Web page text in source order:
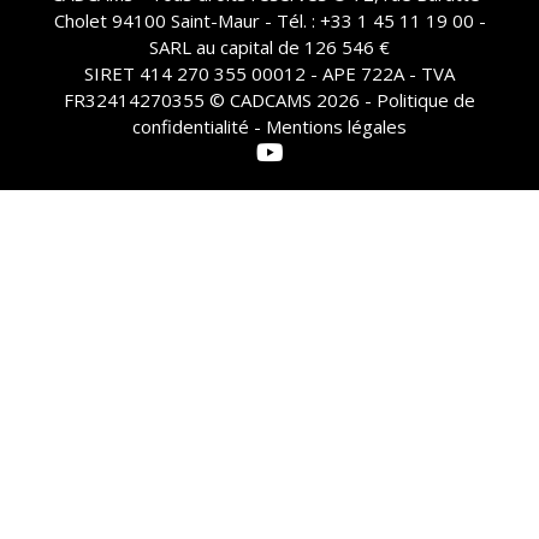
Cholet 94100 Saint-Maur - Tél. : +33 1 45 11 19 00 -
SARL au capital de 126 546 €
SIRET 414 270 355 00012 - APE 722A - TVA
FR32414270355 © CADCAMS 2026 - Politique de
confidentialité - Mentions légales